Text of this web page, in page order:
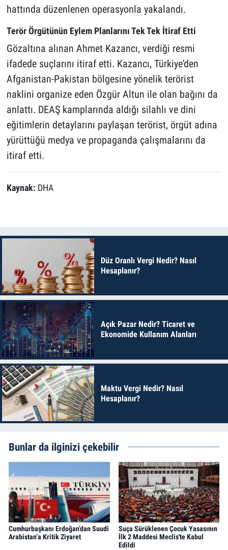
hattında düzenlenen operasyonla yakalandı.
Terör Örgütünün Eylem Planlarını Tek Tek İtiraf Etti
Gözaltına alınan Ahmet Kazancı, verdiği resmi
ifadede suçlarını itiraf etti. Kazancı, Türkiye'den
Afganistan-Pakistan bölgesine yönelik terörist
naklini organize eden Özgür Altun ile olan bağını da
anlattı. DEAŞ kamplarında aldığı silahlı ve dini
eğitimlerin detaylarını paylaşan terörist, örgüt adına
yürüttüğü medya ve propaganda çalışmalarını da
itiraf etti.
Kaynak: DHA
Düz Oranlı Vergi Nedir? Nasıl
Hesaplanır?
Açık Pazar Nedir? Ticaret ve
Ekonomide Kullanım Alanları
Maktu Vergi Nedir? Nasıl
Hesaplanır?
Bunlar da ilginizi çekebilir
Cumhurbaşkanı Erdoğan’dan Suudi
Arabistan’a Kritik Ziyaret
Suça Sürüklenen Çocuk Yasasının
İlk 2 Maddesi Meclis'te Kabul
Edildi